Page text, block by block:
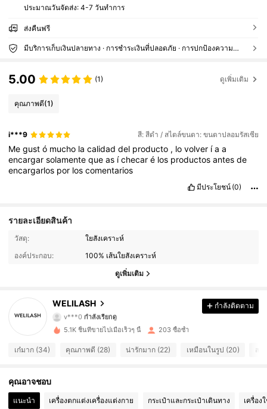
ประมาณวันจัดส่ง: 4-7 วันทำการ
ส่งคืนฟรี
มีบริการเก็บเงินปลายทาง · การชำระเงินที่ปลอดภัย · การปกป้องความเป็นส่วนตัว
5.00 (1) ดูเพิ่มเติม
คุณภาพดี(1)
i***9 สี: สีดำ / สไตล์ขนตา: ขนตาปลอมรัสเซีย
Megustó mucho lacalidaddel producto , lovolver íaa
encargarsolamentequeas íchecaré los productosantesde
encargarlos por loscomentarios
มีประโยชน์ (0)
รายละเอียดสินค้า
วัสดุ:
ใยสังเคราะห์
องค์ประกอบ:
100% เส้นใยสังเคราะห์
ดูเพิ่มเติม
WELILASH
82 ผู้ติดตาม
กำลังเรียกดู
4.74
82 ผู้ติดตาม
4.74 82 ผู้ติดตาม
4.74 82 ผู้ติดตาม
กำลังติดตาม
5.1K ชิ้นที่ขายไปเมื่อเร็วๆ นี้ 203 ซื้อซ้ำ
เก๋มาก (34) คุณภาพดี (28) น่ารักมาก (22) เหมือนในรูป (20) สว
คุณอาจชอบ
แนะนำ เครื่องตกแต่งเครื่องแต่งกาย กระเป๋าและกระเป๋าเดินทาง เครื่อง